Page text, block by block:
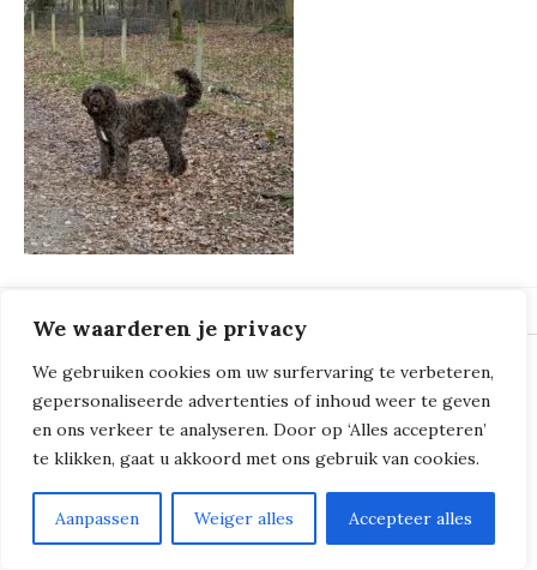
We waarderen je privacy
We gebruiken cookies om uw surfervaring te verbeteren,
gepersonaliseerde advertenties of inhoud weer te geven
en ons verkeer te analyseren. Door op ‘Alles accepteren’
te klikken, gaat u akkoord met ons gebruik van cookies.
Aanpassen Weiger alles Accepteer alles
© 2018 - 2026Milliers de Boucles